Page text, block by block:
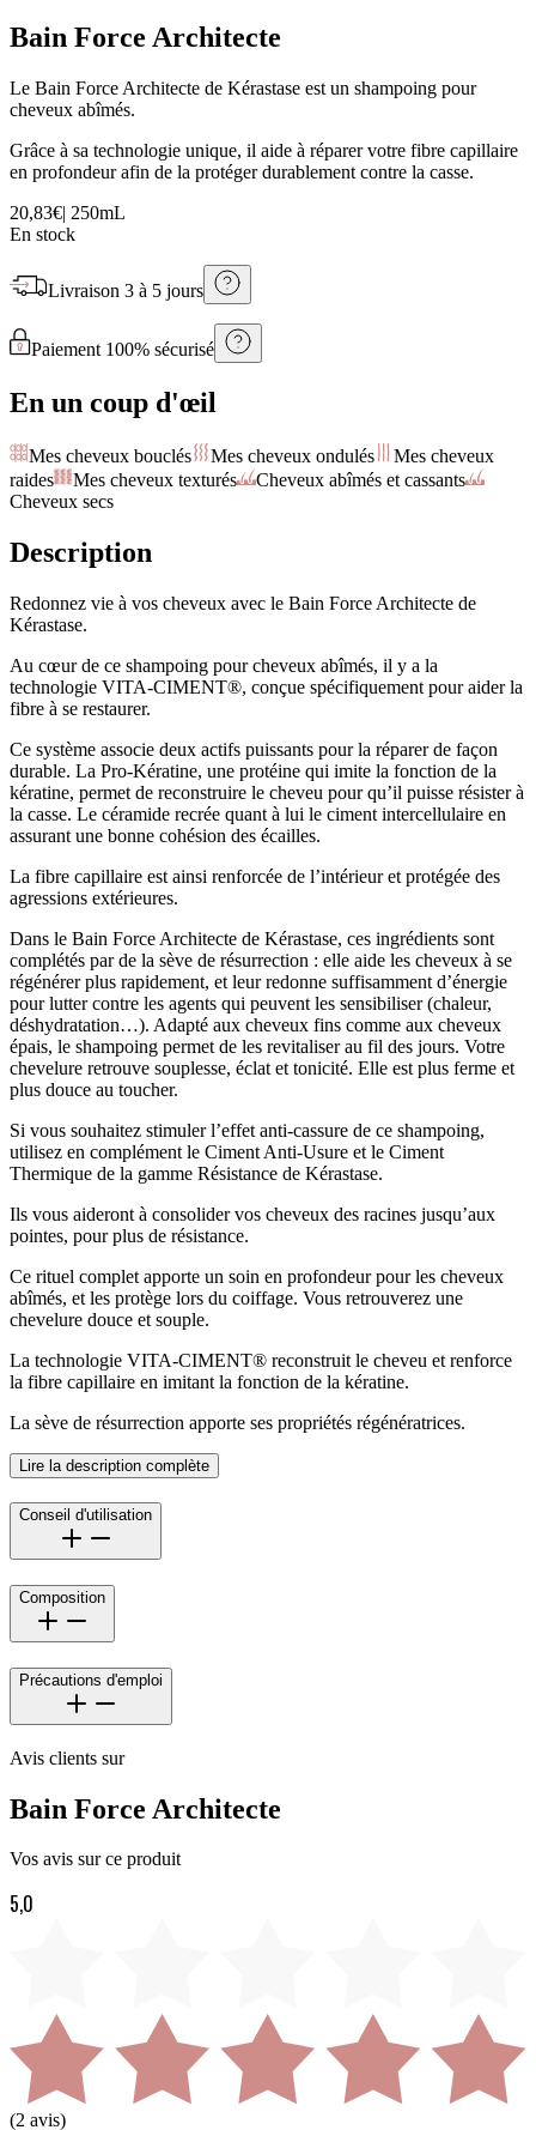
Bain Force Architecte
Le Bain Force Architecte de Kérastase est un shampoing pour
cheveux abîmés.
Grâce à sa technologie unique, il aide à réparer votre fibre capillaire
en profondeur afin de la protéger durablement contre la casse.
20,83€| 250mL
En stock
Livraison 3 à 5 jours
Paiement 100% sécurisé
En un coup d'œil
Mes cheveux bouclés Mes cheveux ondulés
Mes cheveux
raides
Mes cheveux texturés
Cheveux abîmés et cassants
Cheveux secs
Description
Redonnez vie à vos cheveux avec le Bain Force Architecte de
Kérastase.
Au cœur de ce shampoing pour cheveux abîmés, il y a la
technologie VITA-CIMENT®, conçue spécifiquement pour aider la
fibre à se restaurer.
Ce système associe deux actifs puissants pour la réparer de façon
durable. La Pro-Kératine, une protéine qui imite la fonction de la
kératine, permet de reconstruire le cheveu pour qu’il puisse résister à
la casse. Le céramide recrée quant à lui le ciment intercellulaire en
assurant une bonne cohésion des écailles.
La fibre capillaire est ainsi renforcée de l’intérieur et protégée des
agressions extérieures.
Dans le Bain Force Architecte de Kérastase, ces ingrédients sont
complétés par de la sève de résurrection : elle aide les cheveux à se
régénérer plus rapidement, et leur redonne suffisamment d’énergie
pour lutter contre les agents qui peuvent les sensibiliser (chaleur,
déshydratation…). Adapté aux cheveux fins comme aux cheveux
épais, le shampoing permet de les revitaliser au fil des jours. Votre
chevelure retrouve souplesse, éclat et tonicité. Elle est plus ferme et
plus douce au toucher.
Si vous souhaitez stimuler l’effet anti-cassure de ce shampoing,
utilisez en complément le Ciment Anti-Usure et le Ciment
Thermique de la gamme Résistance de Kérastase.
Ils vous aideront à consolider vos cheveux des racines jusqu’aux
pointes, pour plus de résistance.
Ce rituel complet apporte un soin en profondeur pour les cheveux
abîmés, et les protège lors du coiffage. Vous retrouverez une
chevelure douce et souple.
La technologie VITA-CIMENT® reconstruit le cheveu et renforce
la fibre capillaire en imitant la fonction de la kératine.
La sève de résurrection apporte ses propriétés régénératrices.
Lire la description complète
Conseil d'utilisation
Composition
Précautions d'emploi
Avis clients sur
Bain Force Architecte
Vos avis sur ce produit
5,0
(2 avis)